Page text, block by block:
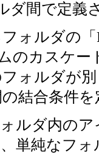
ダ間で定義
ォルダの
のカスケ
ォルダが
結合条件
ルダ内の
単純なフ